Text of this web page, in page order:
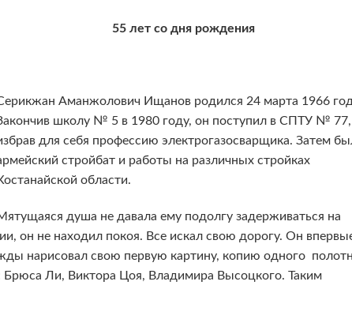
55 лет со дня рождения
Аманжолович Ищанов родился 24 марта 1966
школу № 5 в 1980 году, он поступил в СПТУ № 77,
для себя профессию электрогазосварщика. Затем
стройбат и работы на различных стройках
области.
душа не давала ему подолгу задерживаться на
он не находил покоя. Все искал свою дорогу. Он
нарисовал свою первую картину, копию одного
Ли, Виктора Цоя, Владимира Высоцкого. Таким